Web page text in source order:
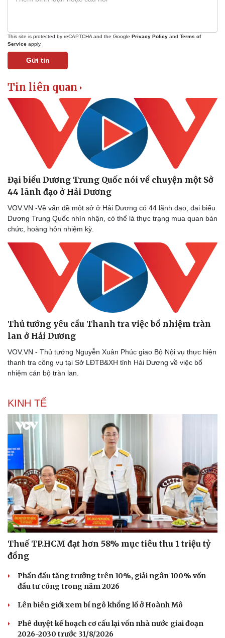
Pháp luật
Vụ án
Tin nóng
Tư vấn luật
Vũ khí
Việt Nam
Phân tích
This site is protected by reCAPTCHA and the Google Privacy Policy and Terms of
Service apply.
Gửi tin
Tin liên quan
Đại biểu Dương Trung Quốc nói về chuyện một Sở
44 lãnh đạo ở Hải Dương
VOV.VN -Về vấn đề một sở ở Hải Dương có 44 lãnh đạo, đại biểu
Dương Trung Quốc nhìn nhận, có thể là thực trạng mua quan bán
chức, hoàng hôn nhiệm kỳ.
Thủ tướng yêu cầu Thanh tra việc bổ nhiệm tràn
lan ở Hải Dương
VOV.VN - Thủ tướng Nguyễn Xuân Phúc giao Bộ Nội vụ thực hiện
thanh tra công vụ tại Sở LĐTB&XH tỉnh Hải Dương về việc bổ
nhiệm cán bộ tràn lan.
KINH TẾ
Thuế TP.HCM đạt hơn 58% mục tiêu thu 1 triệu tỷ
đồng
Phấn đấu tăng trưởng trên 10%, giải ngân 100% vốn
đầu tư công trong năm 2026
Lên biên giới xem bí ngô khổng lồ ở Hoành Mô
Phê duyệt kế hoạch cơ cấu lại vốn nhà nước giai đoạn
2026-2030 trước 31/8/2026